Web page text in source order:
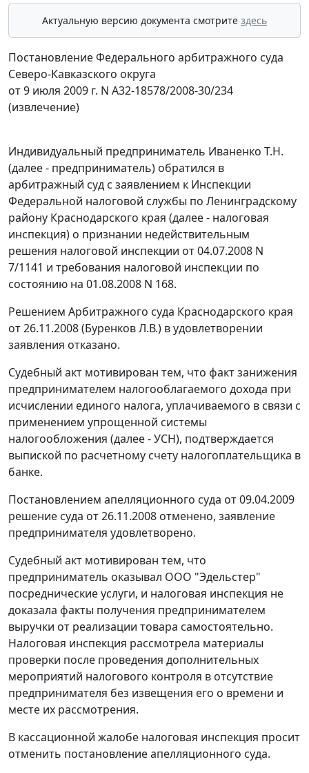
Актуальную версию документа смотрите здесь
Постановление Федерального арбитражного суда
Северо-Кавказского округа
от 9 июля 2009 г. N А32-18578/2008-30/234
(извлечение)
Индивидуальный предприниматель Иваненко Т.Н.
(далее - предприниматель) обратился в
арбитражный суд с заявлением к Инспекции
Федеральной налоговой службы по Ленинградскому
району Краснодарского края (далее - налоговая
инспекция) о признании недействительным
решения налоговой инспекции от 04.07.2008 N
7/1141 и требования налоговой инспекции по
состоянию на 01.08.2008 N 168.
Решением Арбитражного суда Краснодарского края
от 26.11.2008 (Буренков Л.В.) в удовлетворении
заявления отказано.
Судебный акт мотивирован тем, что факт занижения
предпринимателем налогооблагаемого дохода при
исчислении единого налога, уплачиваемого в связи с
применением упрощенной системы
налогообложения (далее - УСН), подтверждается
выпиской по расчетному счету налогоплательщика в
банке.
Постановлением апелляционного суда от 09.04.2009
решение суда от 26.11.2008 отменено, заявление
предпринимателя удовлетворено.
Судебный акт мотивирован тем, что
предприниматель оказывал ООО "Эдельстер"
посреднические услуги, и налоговая инспекция не
доказала факты получения предпринимателем
выручки от реализации товара самостоятельно.
Налоговая инспекция рассмотрела материалы
проверки после проведения дополнительных
мероприятий налогового контроля в отсутствие
предпринимателя без извещения его о времени и
месте их рассмотрения.
В кассационной жалобе налоговая инспекция просит
отменить постановление апелляционного суда.